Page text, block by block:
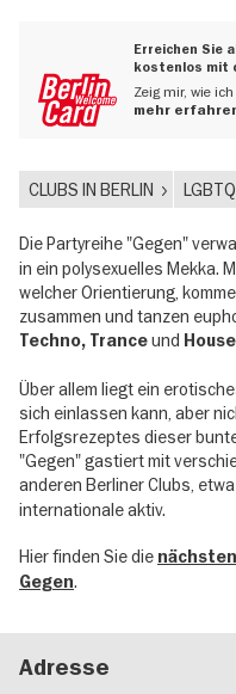
Erreichen Sie
kostenlos mit
Zeig mir, wie
mehr
CLUBS IN BERLIN
Die Partyreihe "Gegen"
in ein polysexuelles Mekka.
welcher Orientierung,
zusammen und tanzen
Techno, Tranceund House
Über allem liegt ein
sich einlassen kann, aber
Erfolgsrezeptes dieser
"Gegen" gastiert mit
anderen Berliner Clubs,
internationale aktiv.
Hier finden Sie die
Gegen.
Adresse